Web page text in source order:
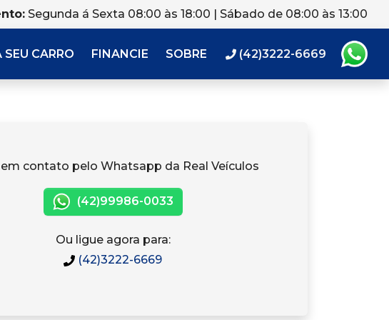
Segunda á Sexta 08:00 às 18:00 | Sábado de 08:00 às 13:00
SEU CARRO FINANCIE SOBRE (42)3222-6669
contato pelo Whatsapp da Real Veículos
(42)99986-0033
Ou ligue agora para:
(42)3222-6669